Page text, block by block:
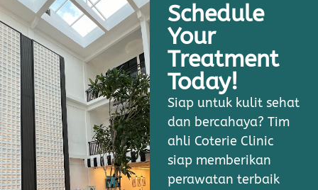
Schedule
Your
Treatment
Today!
Siap untuk kulit sehat
dan bercahaya? Tim
ahli Coterie Clinic
siap memberikan
perawatan terbaik